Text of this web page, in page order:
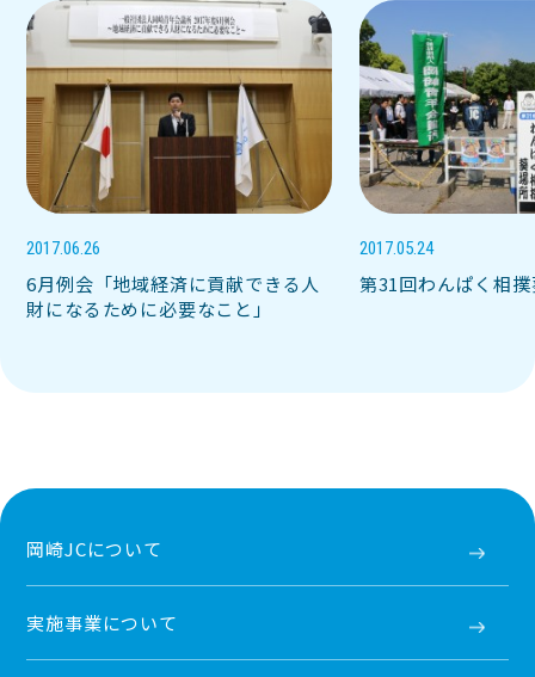
2017.06.26
6月例会「地域経済に貢献できる人
財になるために必要なこと」
2017.05.24
第31回わんぱく相
岡崎JCについて
実施事業について